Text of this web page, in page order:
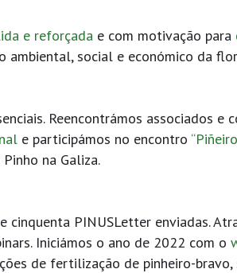
e reforçada e com motivação para
ambiental, social e económico da
Reencontrámos associados e
e participámos no encontro
na Galiza.
cinquenta PINUSLetter enviadas.
Iniciámos o ano de 2022 com o
de fertilização de pinheiro-